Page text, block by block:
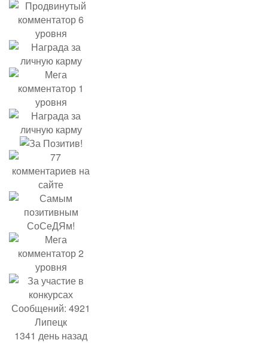
Сообщений: 4921
Липецк
1341 день назад